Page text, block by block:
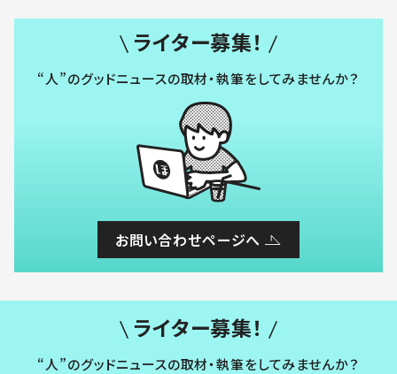
ライター募集！
“人”のグッドニュースの取材・執筆をしてみませんか？
お問い合わせページへ
ライター募集！
“人”のグッドニュースの取材・執筆をしてみませんか？